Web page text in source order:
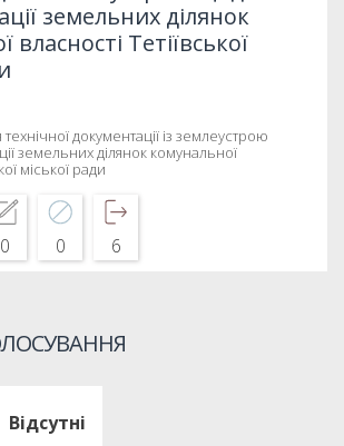
земельних ділянок
власності Тетіївської
документації із землеустрою
земельних ділянок комунальної
міської ради
0 0 6
Відсутні